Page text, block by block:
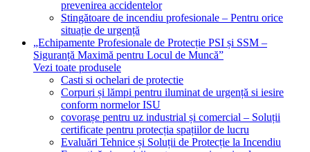
prevenirea accidentelor
Stingătoare de incendiu profesionale – Pentru orice
situație de urgență
„Echipamente Profesionale de Protecție PSI și SSM –
Siguranță Maximă pentru Locul de Muncă”
Vezi toate produsele
Casti si ochelari de protectie
Corpuri și lămpi pentru iluminat de urgență si iesire
conform normelor ISU
covorașe pentru uz industrial și comercial – Soluții
certificate pentru protecția spațiilor de lucru
Evaluări Tehnice și Soluții de Protecție la Incendiu